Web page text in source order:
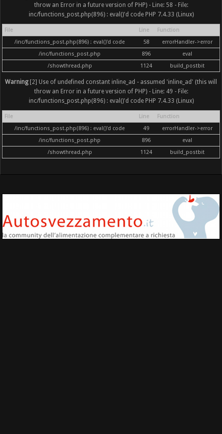
throw an Error in a future version of PHP) - Line: 58 - File:
inc/functions_post.php(896) : eval()'d code PHP 7.4.33 (Linux)
File Line
Function
/inc/functions_post.php(896) : eval()'d code
58
errorHandler->error
/inc/functions_post.php
896
eval
/showthread.php
1124 build_postbit
Warning[2] Use of undefined constant inline_ad - assumed 'inline_ad' (this will
throw an Error in a future version of PHP) - Line: 49 - File:
inc/functions_post.php(896) : eval()'d code PHP 7.4.33 (Linux)
File Line
Function
/inc/functions_post.php(896) : eval()'d code
49
errorHandler->error
/inc/functions_post.php
896
eval
/showthread.php
1124 build_postbit